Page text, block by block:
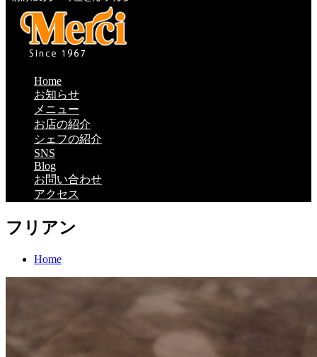
Home
お知らせ
メニュー
お店の紹介
シェフの紹介
SNS
Blog
お問い合わせ
アクセス
フリアン
Home